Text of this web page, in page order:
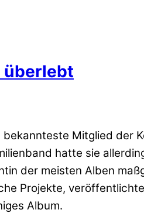
überlebt
Mitglied der
hatte sie
der meisten Alben
Projekte,
Album.